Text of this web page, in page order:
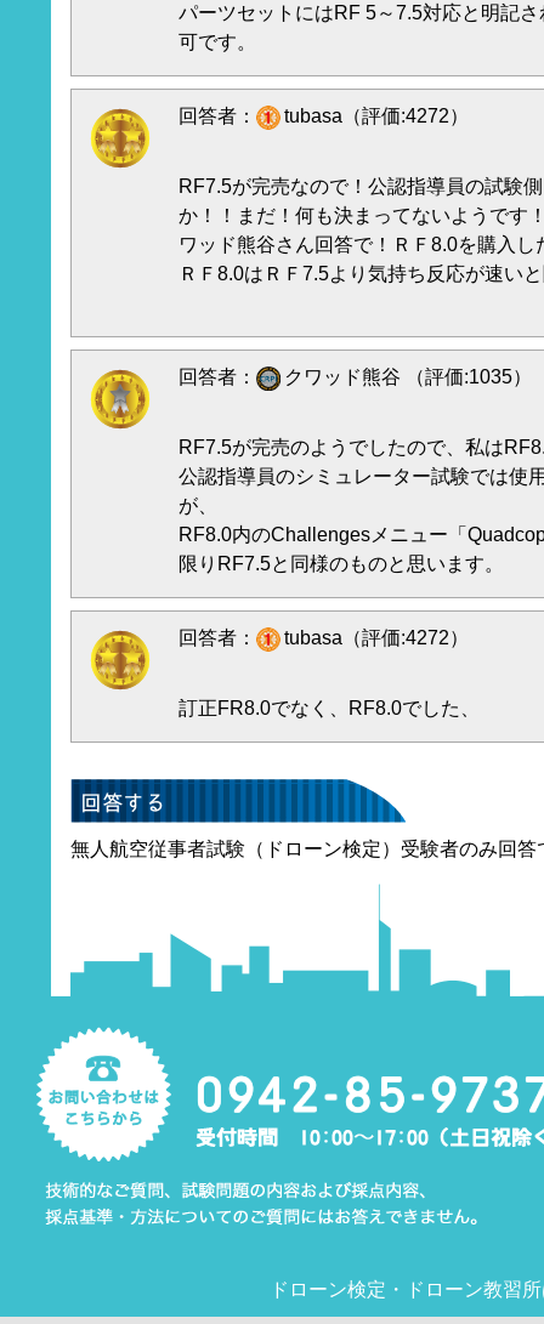
パーツセットにはRF 5～7.5対応と明記
可です。
回答者： tubasa（評価:4272）
RF7.5が完売なので！公認指導員の試験
か！！まだ！何も決まってないようです
ワッド熊谷さん回答で！ＲＦ8.0を購入し
ＲＦ8.0はＲＦ7.5より気持ち反応が速い
回答者： クワッド熊谷 （評価:1035）
RF7.5が完売のようでしたので、私は
公認指導員のシミュレーター試験では使
が、
RF8.0内のChallengesメニュー「
限りRF7.5と同様のものと思います。
回答者： tubasa（評価:4272）
訂正FR8.0でなく、RF8.0でした、
無人航空従事者試験（ドローン検定）受験者のみ回答
ドローン検定 ・ ドローン教習所